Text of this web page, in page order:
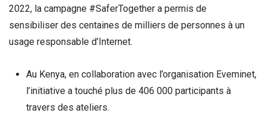
2022, la campagne #SaferTogether a permis de
sensibiliser des centaines de milliers de personnes à un
usage responsable d’Internet.
Au Kenya, en collaboration avec l’organisation Eveminet,
l’initiative a touché plus de 406 000 participants à
travers des ateliers.